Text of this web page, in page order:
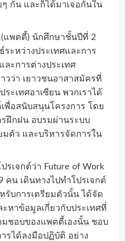
ๆ กัน และก็ได้มาเจอกันใน
(แพตตี้) นักศึกษาชั้นปีที่ 2
ะหว่างประเทศและการ
ะการต่างประเทศ
วว่า เยาวชนอาสาสมัครที่
ระเทศอาเซียน พวกเราได้
พื่อสนับสนุนโครงการ โดย
ฝึกฝน อบรมผ่านระบบ
มตัว และบริหารจัดการใน
รเจกต์ว่า Future of Work
คน เดินทางไปทำโปรเจกต์
รับการเตรียมตัวนั้น ได้จัด
หาข้อมูลเกี่ยวกับประเทศที่
ชอบของแพตตี้เองนั้น ชอบ
รได้ลงมือปฏิบัติ อย่าง